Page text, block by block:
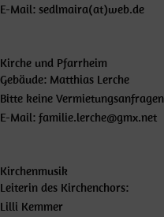
E-Mail: sedlmaira(at)web.de
Kirche und Pfarrheim
Gebäude: Matthias Lerche
Bitte keine Vermietungsanfragen
E-Mail: familie.lerche@gmx.net
Kirchenmusik
Leiterin des Kirchenchors:
Lilli Kemmer